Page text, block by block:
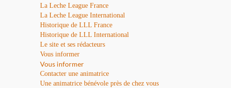
La Leche League France
La Leche League International
Historique de LLL France
Historique de LLL International
Le site et ses rédacteurs
Vous informer
Vous informer
Contacter une animatrice
Une animatrice bénévole près de chez vous